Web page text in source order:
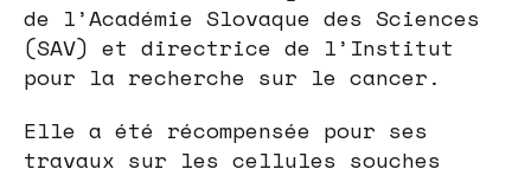
de l’Académie Slovaque des Sciences
(SAV) et directrice de l’Institut
pour la recherche sur le cancer.
Elle a été récompensée pour ses
travaux sur les cellules souches